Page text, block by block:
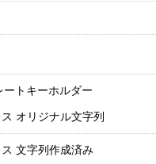
ートキーホルダー
オリジナル文字列
文字列作成済み